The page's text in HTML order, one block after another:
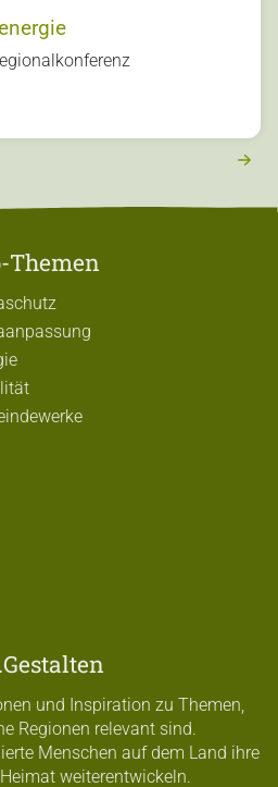
Themen
und Inspiration zu Themen,
Regionen relevant sind.
Menschen auf dem Land ihre
weiterentwickeln.